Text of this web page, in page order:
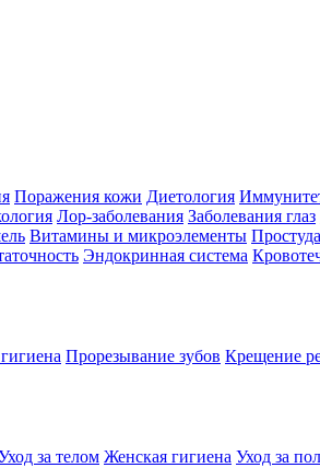
Поражения кожи Диетология
Лор-заболевания Заболевания глаз
Витамины и микроэлементы
Эндокринная система
Прорезывание зубов Крещение
за телом Женская гигиена Уход за